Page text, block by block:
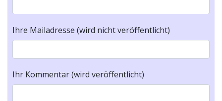
Ihre Mailadresse (wird nicht veröffentlicht)
Ihr Kommentar (wird veröffentlicht)